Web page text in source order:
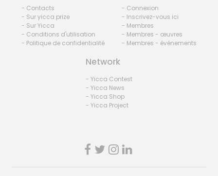
- Contacts
- Sur yicca prize
- Sur Yicca
- Conditions d'utilisation
- Politique de confidentialité
- Connexion
- Inscrivez-vous ici
- Membres
- Membres - œuvres
- Membres - événements
Network
- Yicca Contest
- Yicca News
- Yicca Shop
- Yicca Project